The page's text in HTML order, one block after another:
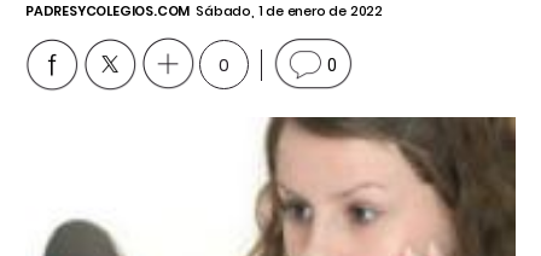
PADRESYCOLEGIOS.COM Sábado, 1 de enero de 2022
0 0